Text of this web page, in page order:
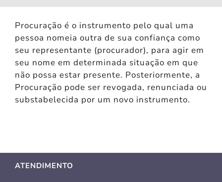
Procuração é o instrumento pelo qual uma
pessoa nomeia outra de sua confiança como
seu representante (procurador), para agir em
seu nome em determinada situação em que
não possa estar presente. Posteriormente, a
Procuração pode ser revogada, renunciada ou
substabelecida por um novo instrumento.
ATENDIMENTO